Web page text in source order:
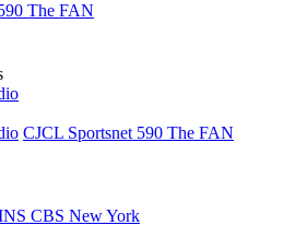
The FAN
CJCL Sportsnet 590 The FAN
CBS New York